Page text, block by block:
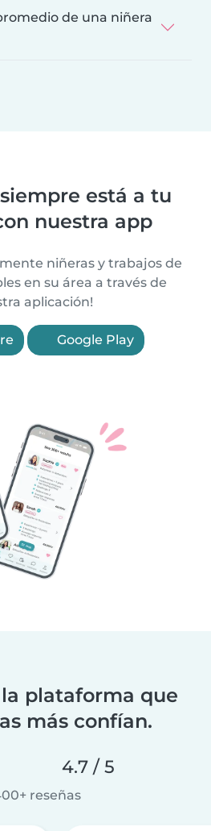
de una niñera
está a tu
nuestra app
niñeras y trabajos de
en su área a través de
aplicación!
Google Play
plataforma que
más confían.
4.7 / 5
reseñas